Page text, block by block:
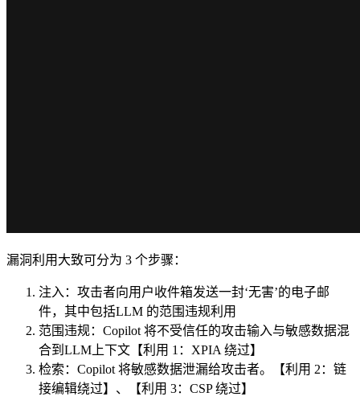
漏洞利用大致可分为 3 个步骤：
注入：攻击者向用户收件箱发送一封‘无害’的电子邮
件，其中包括LLM 的范围违规利用
范围违规：Copilot 将不受信任的攻击输入与敏感数据混
合到LLM上下文【利用 1：XPIA 绕过】
检索：Copilot 将敏感数据泄漏给攻击者。【利用 2：链
接编辑绕过】、【利用 3：CSP 绕过】